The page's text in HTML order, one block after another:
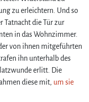
zu erleichtern. Und so
Tatnacht die Tür zur
in das Wohnzimmer.
von ihnen mitgeführten
ihn unterhalb des
erlitt. Die
diese mit, um sie